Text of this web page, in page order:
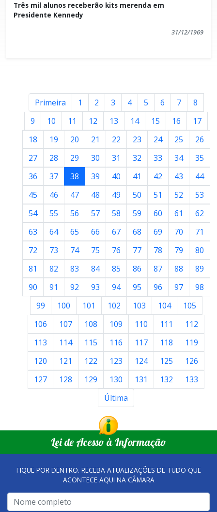
Três mil alunos receberão kits merenda em
Presidente Kennedy
31/12/1969
Primeira 1 2 3 4 5 6 7
8
9
10 11 12 13 14 15 16
17
18
19 20 21 22 23 24 25
26
27
28 29 30 31 32 33 34
35
36
37 38 39 40 41 42 43
44
45
46 47 48 49 50 51 52
53
54
55 56 57 58 59 60 61
62
63
64 65 66 67 68 69 70
71
72
73 74 75 76 77 78 79
80
81
82 83 84 85 86 87 88
89
90
91 92 93 94 95 96 97
98
99
100 101 102 103 104
105
106
107 108 109 110 111
112
113
114 115 116 117 118
119
120
121 122 123 124 125
126
127
128 129 130 131 132
133
Última
Lei de Acesso à Informação
FIQUE POR DENTRO. RECEBA ATUALIZAÇÕES DE TUDO QUE
ACONTECE AQUI NA CÂMARA